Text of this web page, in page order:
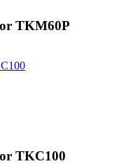
TKM60P
TKC100